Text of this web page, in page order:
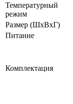
Температурный
режим
Размер (ШxВxГ)
Питание
Комплектация